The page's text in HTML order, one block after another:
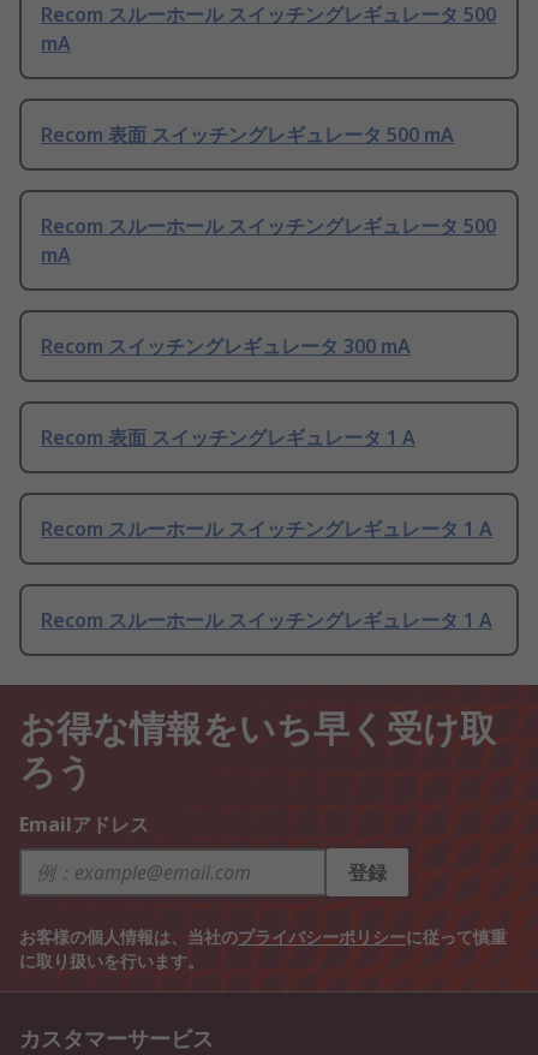
Recom スルーホール スイッチングレギュレータ 500
mA
Recom 表面 スイッチングレギュレータ 500 mA
Recom スルーホール スイッチングレギュレータ 500
mA
Recom スイッチングレギュレータ 300 mA
Recom 表面 スイッチングレギュレータ 1 A
Recom スルーホール スイッチングレギュレータ 1 A
Recom スルーホール スイッチングレギュレータ 1 A
お得な情報をいち早く受け取
ろう
Emailアドレス
登録
お客様の個人情報は、当社のプライバシーポリシーに従って慎重
に取り扱いを行います。
カスタマーサービス